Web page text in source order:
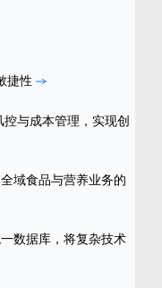
捷性
与成本管理，实现创
域食品与营养业务的
数据库，将复杂技术